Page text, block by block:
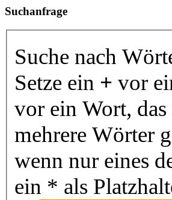
Suchanfrage
Suche nach
Setze ein + vor
vor ein Wort,
mehrere Wörter
wenn nur eines
ein * als